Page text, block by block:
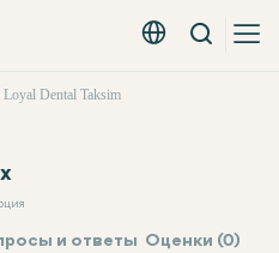
Русский - EUR
Вызов
Loyal Dental Taksim
и ответы Оценки (0)